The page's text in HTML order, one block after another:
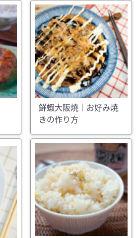
鮮蝦大阪燒｜お好み焼
きの作り方